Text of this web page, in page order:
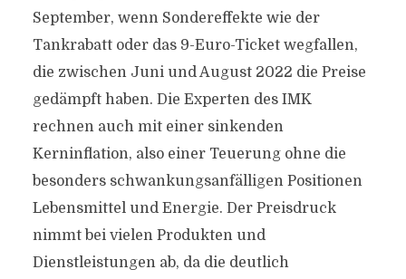
September, wenn Sondereffekte wie der
Tankrabatt oder das 9-Euro-Ticket wegfallen,
die zwischen Juni und August 2022 die Preise
gedämpft haben. Die Experten des IMK
rechnen auch mit einer sinkenden
Kerninflation, also einer Teuerung ohne die
besonders schwankungsanfälligen Positionen
Lebensmittel und Energie. Der Preisdruck
nimmt bei vielen Produkten und
Dienstleistungen ab, da die deutlich